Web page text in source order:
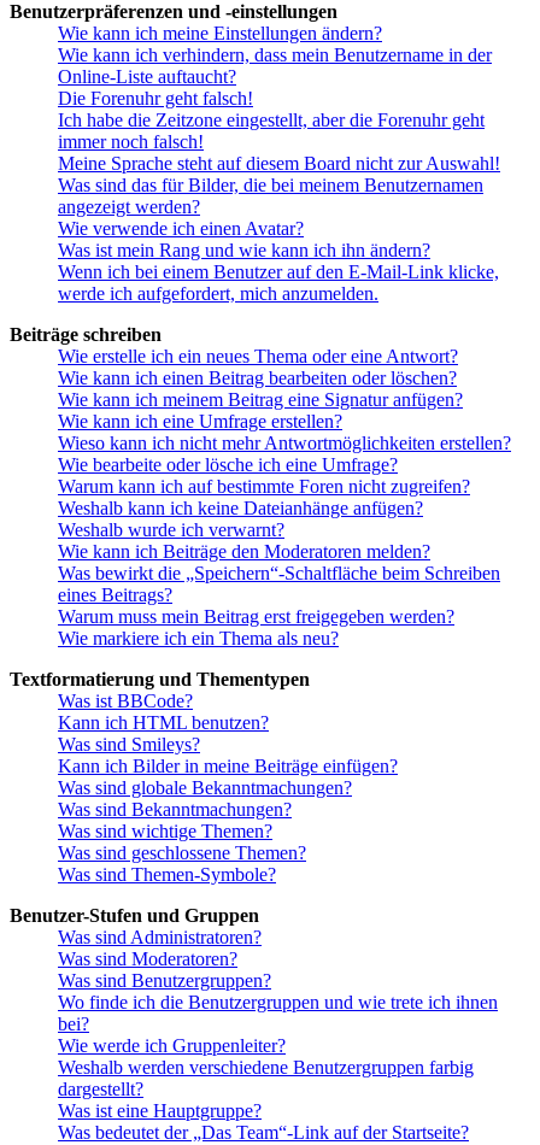
Benutzerpräferenzen und -einstellungen
Wie kann ich meine Einstellungen ändern?
Wie kann ich verhindern, dass mein Benutzername in der
Online-Liste auftaucht?
Die Forenuhr geht falsch!
Ich habe die Zeitzone eingestellt, aber die Forenuhr geht
immer noch falsch!
Meine Sprache steht auf diesem Board nicht zur Auswahl!
Was sind das für Bilder, die bei meinem Benutzernamen
angezeigt werden?
Wie verwende ich einen Avatar?
Was ist mein Rang und wie kann ich ihn ändern?
Wenn ich bei einem Benutzer auf den E-Mail-Link klicke,
werde ich aufgefordert, mich anzumelden.
Beiträge schreiben
Wie erstelle ich ein neues Thema oder eine Antwort?
Wie kann ich einen Beitrag bearbeiten oder löschen?
Wie kann ich meinem Beitrag eine Signatur anfügen?
Wie kann ich eine Umfrage erstellen?
Wieso kann ich nicht mehr Antwortmöglichkeiten erstellen?
Wie bearbeite oder lösche ich eine Umfrage?
Warum kann ich auf bestimmte Foren nicht zugreifen?
Weshalb kann ich keine Dateianhänge anfügen?
Weshalb wurde ich verwarnt?
Wie kann ich Beiträge den Moderatoren melden?
Was bewirkt die „Speichern“-Schaltfläche beim Schreiben
eines Beitrags?
Warum muss mein Beitrag erst freigegeben werden?
Wie markiere ich ein Thema als neu?
Textformatierung und Thementypen
Was ist BBCode?
Kann ich HTML benutzen?
Was sind Smileys?
Kann ich Bilder in meine Beiträge einfügen?
Was sind globale Bekanntmachungen?
Was sind Bekanntmachungen?
Was sind wichtige Themen?
Was sind geschlossene Themen?
Was sind Themen-Symbole?
Benutzer-Stufen und Gruppen
Was sind Administratoren?
Was sind Moderatoren?
Was sind Benutzergruppen?
Wo finde ich die Benutzergruppen und wie trete ich ihnen
bei?
Wie werde ich Gruppenleiter?
Weshalb werden verschiedene Benutzergruppen farbig
dargestellt?
Was ist eine Hauptgruppe?
Was bedeutet der „Das Team“-Link auf der Startseite?